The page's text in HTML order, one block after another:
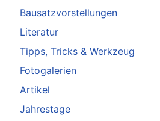
Bausatzvorstellungen
Literatur
Tipps, Tricks & Werkzeug
Fotogalerien
Artikel
Jahrestage